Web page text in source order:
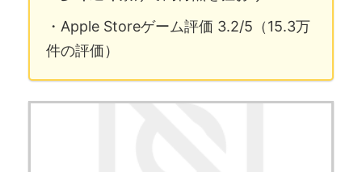
・Apple Storeゲーム評価 3.2/5（15.3万
件の評価）